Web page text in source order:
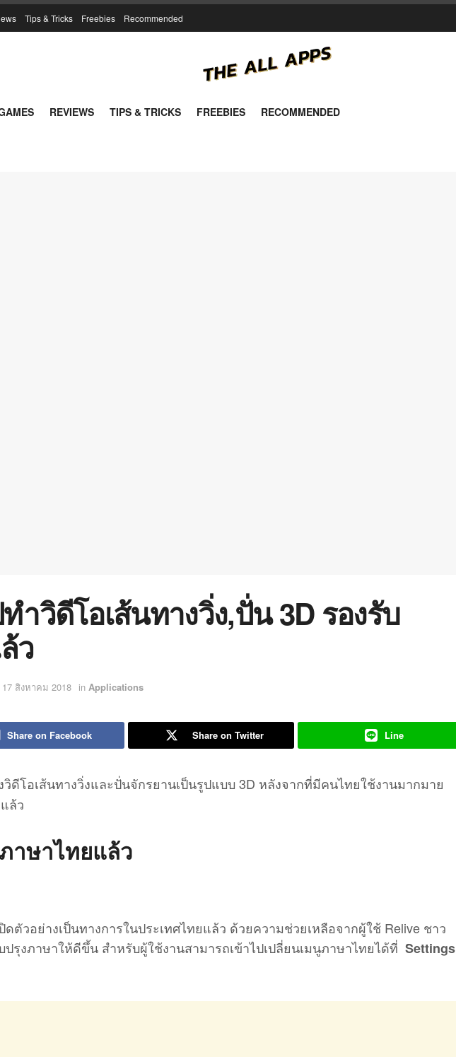
Tips & Tricks Freebies Recommended
REVIEWS TIPS & TRICKS FREEBIES RECOMMENDED
ำวิดีโอเส้นทางวิ่ง,ปั่น 3D รองรับ
ว
17 สิงหาคม 2018 in Applications
Share on Facebook Share on Twitter Line
ดีโอเส้นทางวิ่งและปั่นจักรยานเป็นรูปแบบ 3D หลังจากที่มีคนไทยใช้งานมากมาย
ล้ว
าษาไทยแล้ว
ดตัวอย่างเป็นทางการในประเทศไทยแล้ว ด้วยความช่วยเหลือจากผู้ใช้ Relive ชาว
รุงภาษาให้ดีขึ้น สำหรับผู้ใช้งานสามารถเข้าไปเปลี่ยนเมนูภาษาไทยได้ที่ Settings